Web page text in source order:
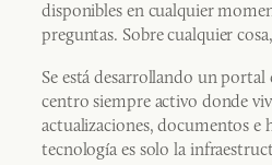
disponibles en cualquier
preguntas. Sobre cualquier
Se está desarrollando un
centro siempre activo donde
actualizaciones, documentos e
tecnología es solo la